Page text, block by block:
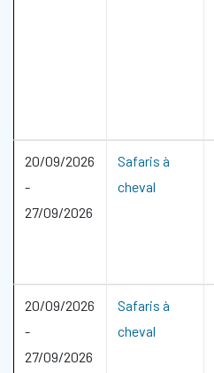
20/09/2026
-
27/09/2026
Safaris à
cheval
20/09/2026
-
27/09/2026
Safaris à
cheval